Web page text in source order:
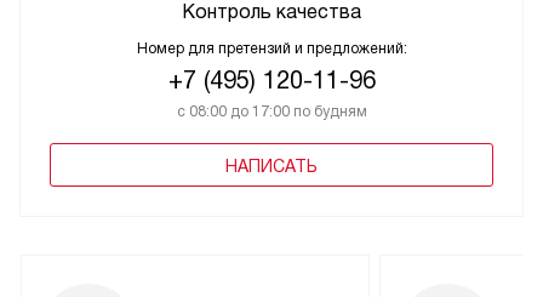
Контроль качества
Номер для претензий и предложений:
+7 (495) 120-11-96
с 08:00 до 17:00 по будням
НАПИСАТЬ